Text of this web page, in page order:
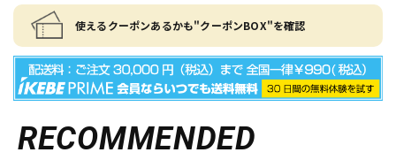
使えるクーポンあるかも"クーポンBOX"を確認
RECOMMENDED